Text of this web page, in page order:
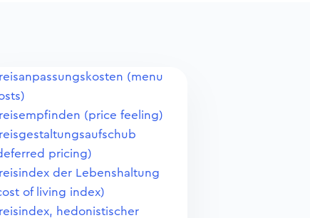
(menu
(price feeling)
pricing)
der Lebenshaltung
of living index)
hedonistischer